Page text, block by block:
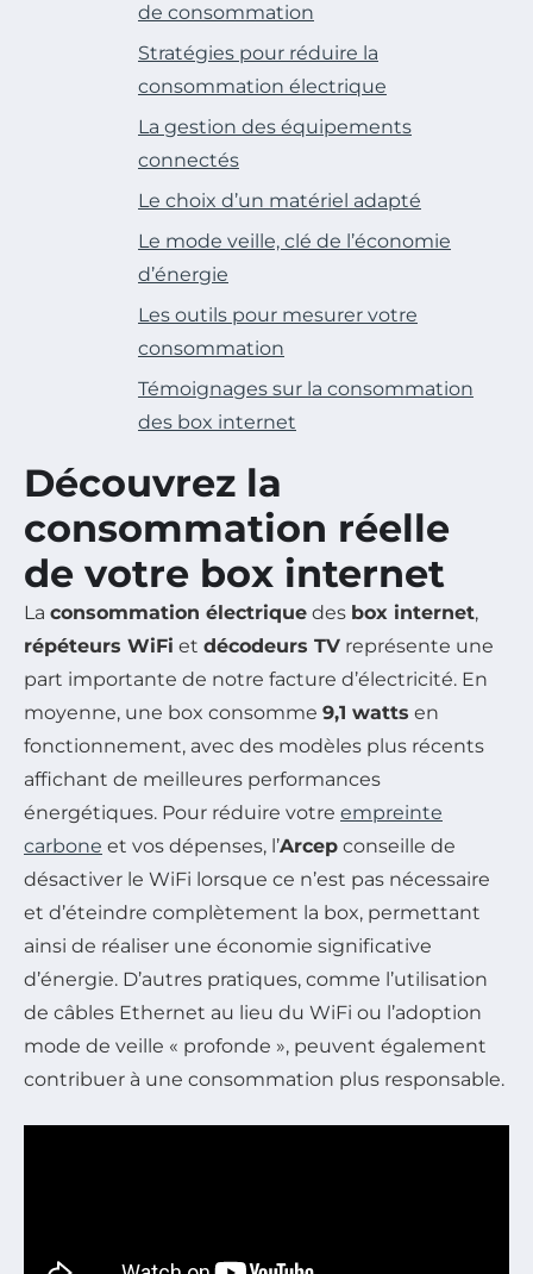
de consommation
Stratégies pour réduire la
consommation électrique
La gestion des équipements
connectés
Le choix d’un matériel adapté
Le mode veille, clé de l’économie
d’énergie
Les outils pour mesurer votre
consommation
Témoignages sur la consommation
des box internet
Découvrez la
consommation réelle
de votre box internet
La consommation électrique des box internet,
répéteurs WiFi et décodeurs TV représente une
part importante de notre facture d’électricité. En
moyenne, une box consomme 9,1 watts en
fonctionnement, avec des modèles plus récents
affichant de meilleures performances
énergétiques. Pour réduire votre empreinte
carbone et vos dépenses, l’Arcep conseille de
désactiver le WiFi lorsque ce n’est pas nécessaire
et d’éteindre complètement la box, permettant
ainsi de réaliser une économie significative
d’énergie. D’autres pratiques, comme l’utilisation
de câbles Ethernet au lieu du WiFi ou l’adoption
mode de veille « profonde », peuvent également
contribuer à une consommation plus responsable.